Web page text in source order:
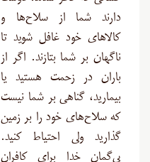
دارند شما از سلاح‌ها و
کالاهای خود غافل شوید تا
ناگهان بر شما بتازند. اگر از
باران در زحمت هستید یا
بیمارید، گناهى بر شما نیست
که سلاح‌های خود را بر زمین
گذارید ولى احتیاط کنید.
بى‌گمان خدا براى کافران